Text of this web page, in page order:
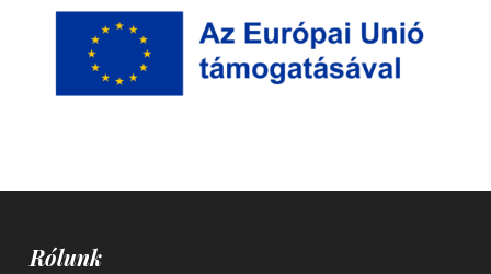
Rólunk